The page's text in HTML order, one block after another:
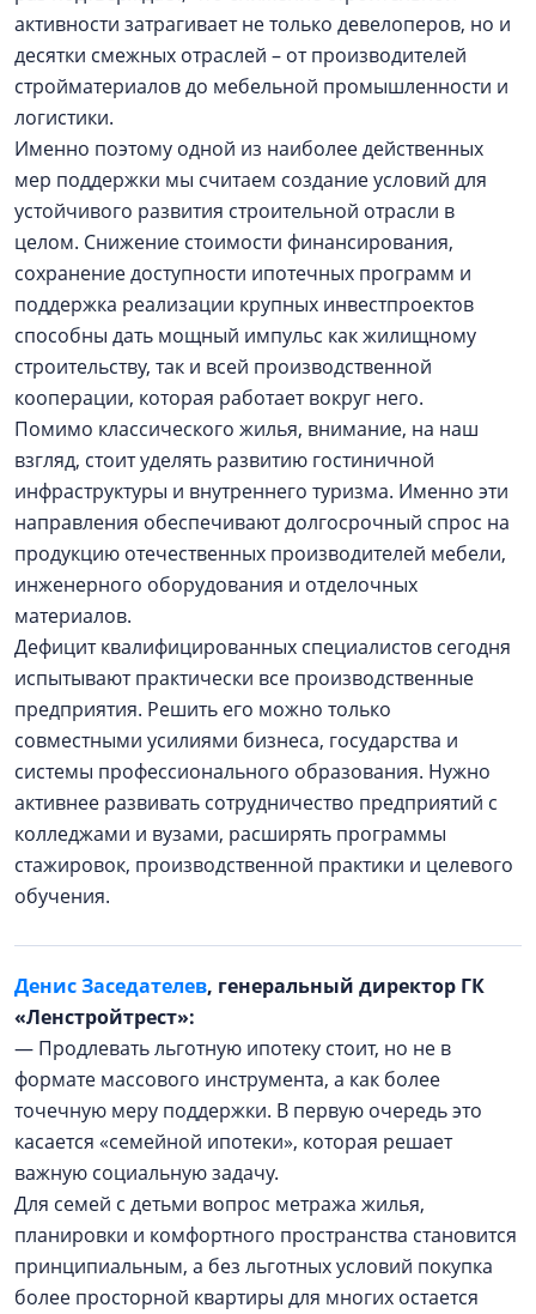
активности затрагивает не только девелоперов, но и
десятки смежных отраслей – от производителей
стройматериалов до мебельной промышленности и
логистики.
Именно поэтому одной из наиболее действенных
мер поддержки мы считаем создание условий для
устойчивого развития строительной отрасли в
целом. Снижение стоимости финансирования,
сохранение доступности ипотечных программ и
поддержка реализации крупных инвестпроектов
способны дать мощный импульс как жилищному
строительству, так и всей производственной
кооперации, которая работает вокруг него.
Помимо классического жилья, внимание, на наш
взгляд, стоит уделять развитию гостиничной
инфраструктуры и внутреннего туризма. Именно эти
направления обеспечивают долгосрочный спрос на
продукцию отечественных производителей мебели,
инженерного оборудования и отделочных
материалов.
Дефицит квалифицированных специалистов сегодня
испытывают практически все производственные
предприятия. Решить его можно только
совместными усилиями бизнеса, государства и
системы профессионального образования. Нужно
активнее развивать сотрудничество предприятий с
колледжами и вузами, расширять программы
стажировок, производственной практики и целевого
обучения.
Денис Заседателев, генеральный директор ГК
«Ленстройтрест»:
— Продлевать льготную ипотеку стоит, но не в
формате массового инструмента, а как более
точечную меру поддержки. В первую очередь это
касается «семейной ипотеки», которая решает
важную социальную задачу.
Для семей с детьми вопрос метража жилья,
планировки и комфортного пространства становится
принципиальным, а без льготных условий покупка
более просторной квартиры для многих остается